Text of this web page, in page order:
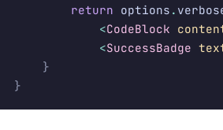
        return
options .
            <
CodeBlock
            <
SuccessBadge
    }
}